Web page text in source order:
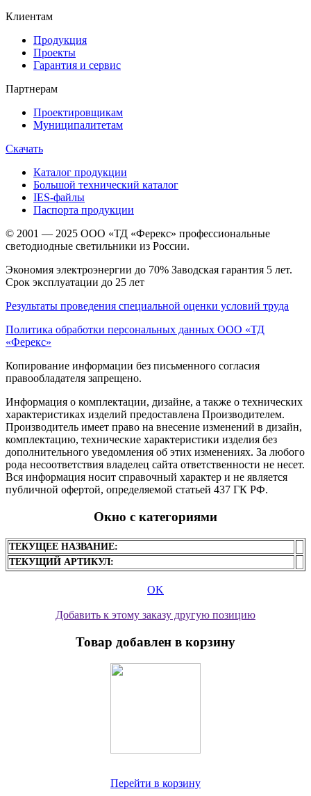
Клиентам
Продукция
Проекты
Гарантия и сервис
Партнерам
Проектировщикам
Муниципалитетам
Скачать
Каталог продукции
Большой технический каталог
IES-файлы
Паспорта продукции
© 2001 — 2025 ООО «ТД «Ферекс» профессиональные
светодиодные светильники из России.
Экономия электроэнергии до 70% Заводская гарантия 5 лет.
Срок эксплуатации до 25 лет
Результаты проведения специальной оценки условий труда
Политика обработки персональных данных ООО «ТД
«Ферекс»
Копирование информации без письменного согласия
правообладателя запрещено.
Информация о комплектации, дизайне, а также о технических
характеристиках изделий предоставлена Производителем.
Производитель имеет право на внесение изменений в дизайн,
комплектацию, технические характеристики изделия без
дополнительного уведомления об этих изменениях. За любого
рода несоответствия владелец сайта ответственности не несет.
Вся информация носит справочный характер и не является
публичной офертой, определяемой статьей 437 ГК РФ.
Окно с категориями
ТЕКУЩЕЕ НАЗВАНИЕ:
ТЕКУЩИЙ АРТИКУЛ:
OK
Добавить к этому заказу другую позицию
Товар добавлен в корзину
Перейти в корзину